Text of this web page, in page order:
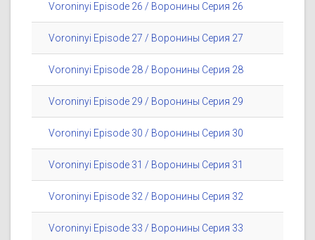
Voroninyi Episode 26 / Воронины Серия 26
Voroninyi Episode 27 / Воронины Серия 27
Voroninyi Episode 28 / Воронины Серия 28
Voroninyi Episode 29 / Воронины Серия 29
Voroninyi Episode 30 / Воронины Серия 30
Voroninyi Episode 31 / Воронины Серия 31
Voroninyi Episode 32 / Воронины Серия 32
Voroninyi Episode 33 / Воронины Серия 33